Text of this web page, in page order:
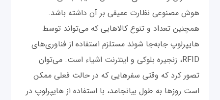
هوش مصنوعی نظارت عمیقی بر آن داشته باشد.
همچنین تعداد و تنوع کالاهایی که می‌تواند توسط
هایپرلوپ جابه‌جا شوند مستلزم استفاده از فناوری‌های
RFID، زنجیره بلوکی و اینترنت اشیاء است. می‌توان
تصور کرد که وقتی سفرهایی که در حالت فعلی ممکن
است روزها به طول بیانجامد، با استفاده از هایپرلوپ در